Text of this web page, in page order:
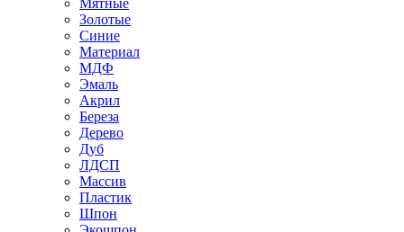
Мятные
Золотые
Синие
Материал
МДФ
Эмаль
Акрил
Береза
Дерево
Дуб
ЛДСП
Массив
Пластик
Шпон